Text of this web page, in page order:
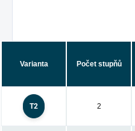
Varianta Počet stupňů
T2 2